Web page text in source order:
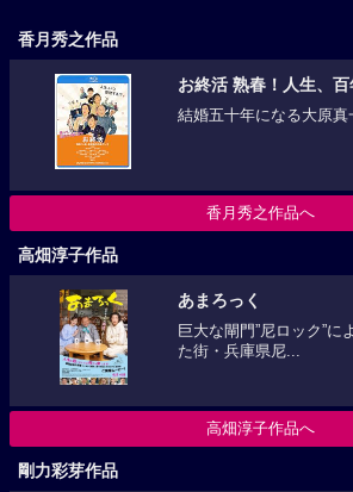
香月秀之作品
お終活 熟春！人生、
結婚五十年になる大原真
香月秀之作品へ
高畑淳子作品
あまろっく
巨大な閘門”尼ロック”
た街・兵庫県尼...
高畑淳子作品へ
剛力彩芽作品